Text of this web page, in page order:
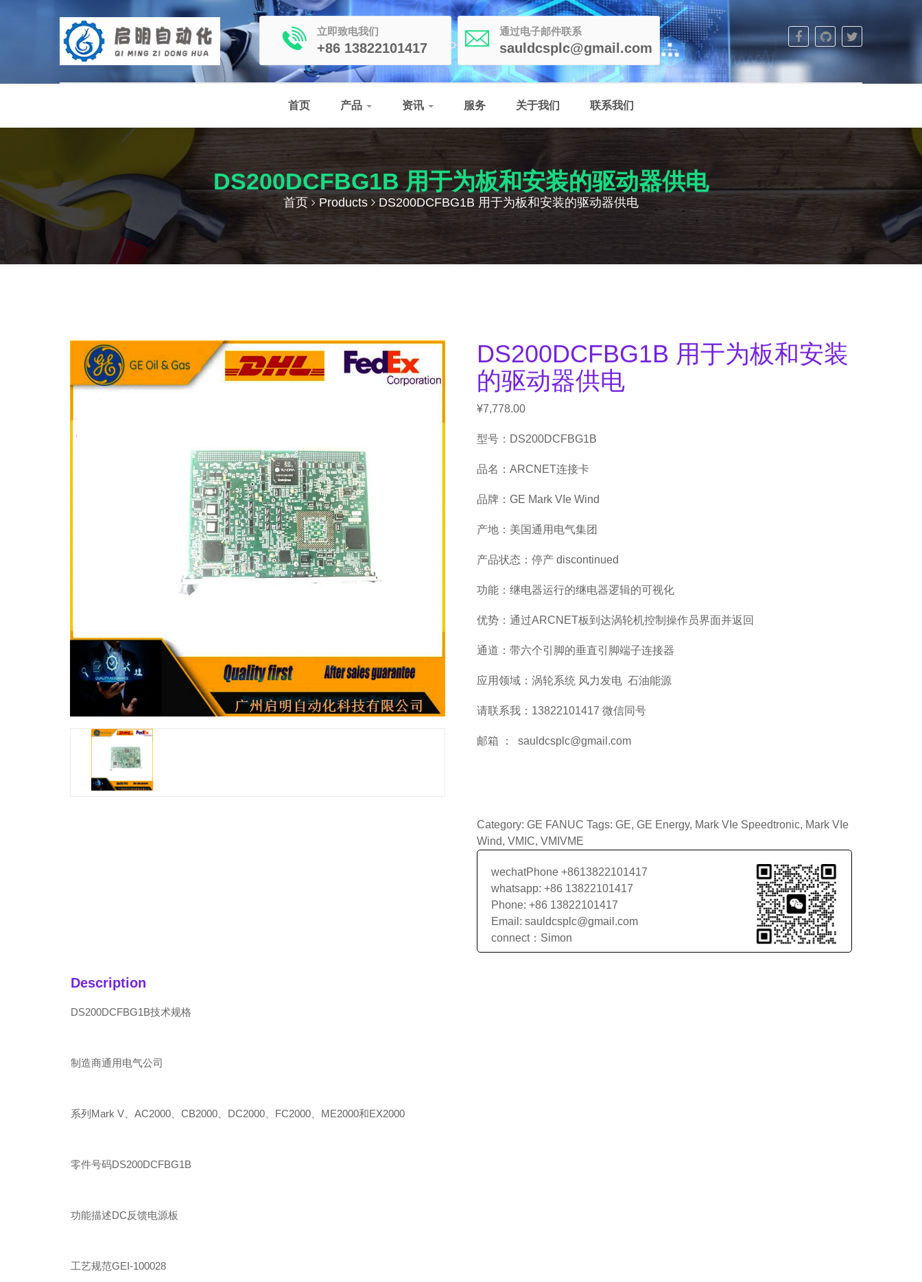
立即致电我们
+86 13822101417
通过电子邮件联系
sauldcsplc@gmail.com
首页 产品 资讯 服务 关于我们 联系我们
DS200DCFBG1B 用于为板和安装的驱动器供电
首页 Products DS200DCFBG1B 用于为板和安装的驱动器供电
DS200DCFBG1B 用于为板和安装
的驱动器供电
¥7,778.00
型号：DS200DCFBG1B
品名：ARCNET连接卡
品牌：GE Mark VIe Wind
产地：美国通用电气集团
产品状态：停产 discontinued
功能：继电器运行的继电器逻辑的可视化
优势：通过ARCNET板到达涡轮机控制操作员界面并返回
通道：带六个引脚的垂直引脚端子连接器
应用领域：涡轮系统 风力发电 石油能源
请联系我：13822101417 微信同号
邮箱 ： sauldcsplc@gmail.com
Category: GE FANUC Tags: GE, GE Energy, Mark VIe Speedtronic, Mark VIe
Wind, VMIC, VMIVME
wechatPhone +8613822101417
whatsapp: +86 13822101417
Phone: +86 13822101417
Email: sauldcsplc@gmail.com
connect：Simon
Description
DS200DCFBG1B技术规格
制造商通用电气公司
系列Mark V、AC2000、CB2000、DC2000、FC2000、ME2000和EX2000
零件号码DS200DCFBG1B
功能描述DC反馈电源板
工艺规范GEI-100028